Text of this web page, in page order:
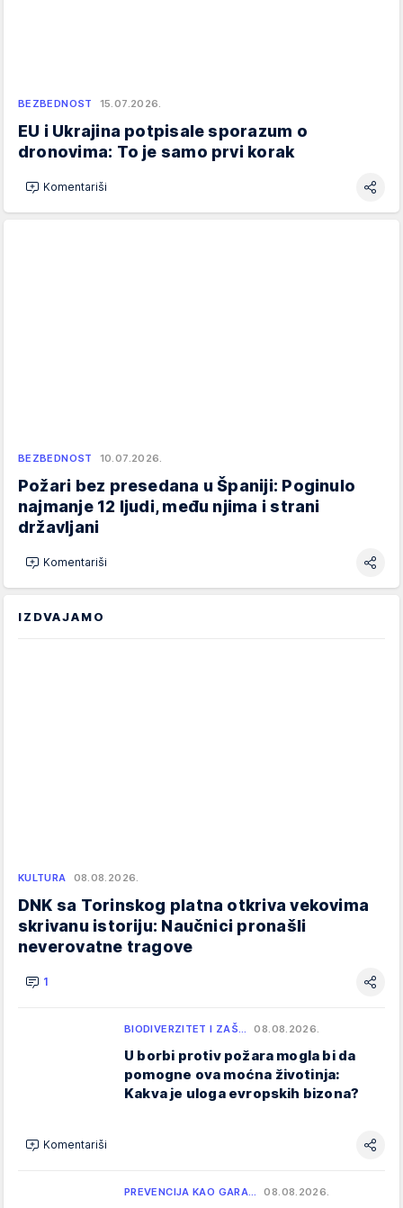
BEZBEDNOST 15.07.2026.
EU i Ukrajina potpisale sporazum o
dronovima: To je samo prvi korak
Komentariši
BEZBEDNOST 10.07.2026.
Požari bez presedana u Španiji: Poginulo
najmanje 12 ljudi, među njima i strani
državljani
Komentariši
IZDVAJAMO
KULTURA 08.08.2026.
DNK sa Torinskog platna otkriva vekovima
skrivanu istoriju: Naučnici pronašli
neverovatne tragove
1
BIODIVERZITET I ZAŠ… 08.08.2026.
U borbi protiv požara mogla bi da
pomogne ova moćna životinja:
Kakva je uloga evropskih bizona?
Komentariši
PREVENCIJA KAO GARA… 08.08.2026.